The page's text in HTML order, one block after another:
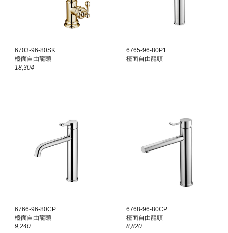
6703-96-80SK
檯面自由龍頭
18,304
6765-96-80P1
檯面自由龍頭
6766-96-80CP
檯面自由龍頭
9,240
6768-96-80CP
檯面自由龍頭
8,820